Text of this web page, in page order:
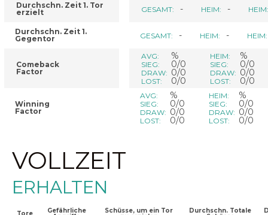
Durchschn. Zeit 1. Tor
erzielt
Durchschn. Zeit 1.
Gegentor
Comeback
Factor
Winning
Factor
GESAMT: - HEIM: - HEIM:
GESAMT: - HEIM: - HEIM:
AVG: %
SIEG: 0/0
DRAW: 0/0
LOST: 0/0
HEIM: %
SIEG: 0/0
DRAW: 0/0
LOST: 0/0
AVG: %
SIEG: 0/0
DRAW: 0/0
LOST: 0/0
HEIM: %
SIEG: 0/0
DRAW: 0/0
LOST: 0/0
VOLLZEIT
ERHALTEN
Gefährliche Schüsse, um ein Tor Durchschn. Totale